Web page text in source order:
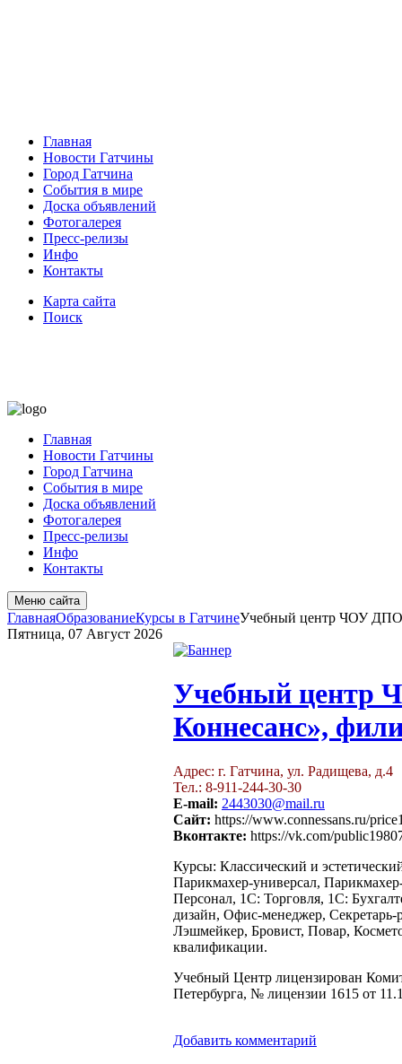
Главная
Новости Гатчины
Город Гатчина
События в мире
Доска объявлений
Фотогалерея
Пресс-релизы
Инфо
Контакты
Карта сайта
Поиск
Главная
Новости Гатчины
Город Гатчина
События в мире
Доска объявлений
Фотогалерея
Пресс-релизы
Инфо
Контакты
Меню сайта
ГлавнаяОбразованиеКурсы в ГатчинеУчебный центр ЧОУ ДПО
Пятница, 07 Август 2026
Учебный центр
Коннесанс»,
Адрес: г. Гатчина, ул. Радищева, д.4
Тел.: 8-911-244-30-30
E-mail: 2443030@mail.ru
Сайт: https://www.connessans.ru/
Вконтакте: https://vk.com/
Курсы: Классический и
Парикмахер-универсал,
Персонал, 1С: Торговля, 1С:
дизайн, Офис-менеджер,
Лэшмейкер, Бровист, Повар,
квалификации.
Учебный Центр лицензирован
Петербурга, № лицензии 1615 от
Добавить комментарий